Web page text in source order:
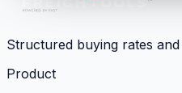
Structured buying rates
Product